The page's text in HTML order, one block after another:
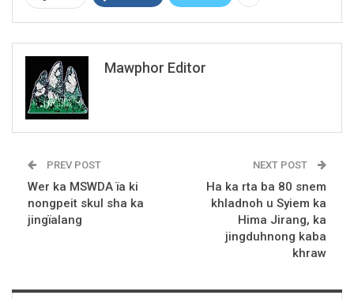
Mawphor Editor
PREV POST
Wer ka MSWDA ïa ki
nongpeit skul sha ka
jingïalang
NEXT POST
Ha ka rta ba 80 snem
khladnoh u Syiem ka
Hima Jirang, ka
jingduhnong kaba
khraw